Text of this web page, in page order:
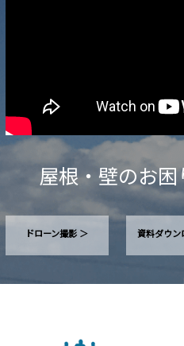
屋根・壁のお困
ドローン撮影 ＞ 資料ダウン